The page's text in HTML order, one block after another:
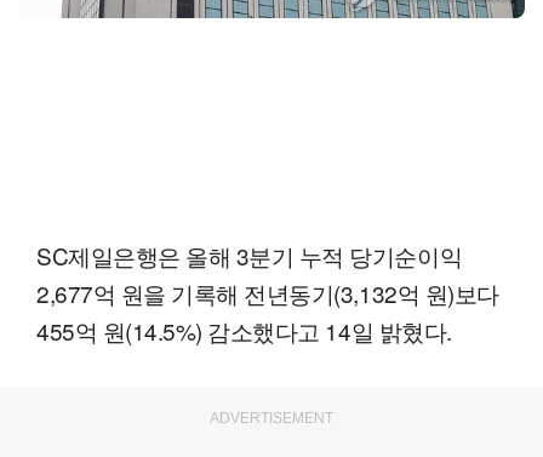
SC제일은행은 올해 3분기 누적 당기순이익
2,677억 원을 기록해 전년동기(3,132억 원)보다
455억 원(14.5%) 감소했다고 14일 밝혔다.
ADVERTISEMENT